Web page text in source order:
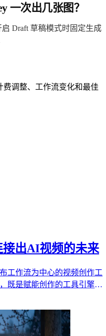
一次出几张图？
Draft 草稿模式时固定生成
调整、工作流变化和最佳
出AI视频的未来
工作流为中心的视频创作工
既是赋能创作的工具引擎，
意落地 + 流量变现" 双丰